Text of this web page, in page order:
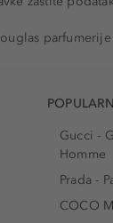
Gucci -
Homme
Prada -
COCO